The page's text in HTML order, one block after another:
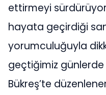
ettirmeyi
hayata geçirdiği
yorumculuğuyla
geçtiğimiz günlerde
Bükreş’te